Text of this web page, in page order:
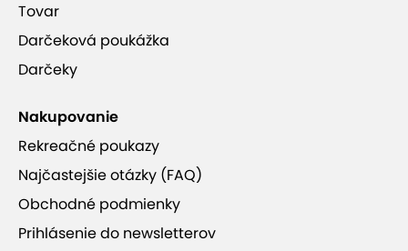
Tovar
Darčeková poukážka
Darčeky
Nakupovanie
Rekreačné poukazy
Najčastejšie otázky (FAQ)
Obchodné podmienky
Prihlásenie do newsletterov